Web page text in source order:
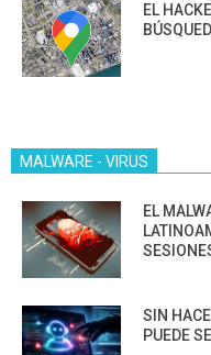
EL
MALWARE - VIRUS
EL
SIN
PUEDE